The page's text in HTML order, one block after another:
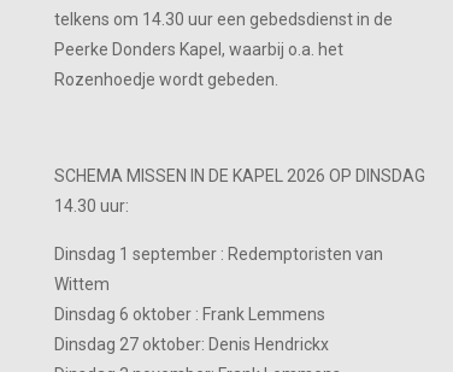
telkens om 14.30 uur een gebedsdienst in de
Peerke Donders Kapel, waarbij o.a. het
Rozenhoedje wordt gebeden.
SCHEMA MISSEN IN DE KAPEL 2026 OP DINSDAG
14.30 uur:
Dinsdag 1 september : Redemptoristen van
Wittem
Dinsdag 6 oktober : Frank Lemmens
Dinsdag 27 oktober: Denis Hendrickx